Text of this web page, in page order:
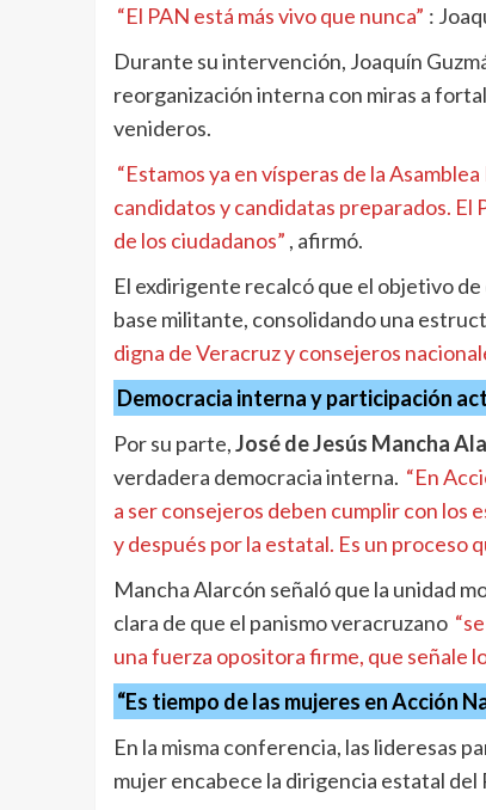
“El PAN está más vivo que nunca” :
Durante su intervención, Joaquín
reorganización interna con miras a
venideros.
“Estamos ya en vísperas de la
candidatos y candidatas preparados. El
de los ciudadanos” , afirmó.
El exdirigente recalcó que el objetivo
base militante, consolidando una
digna de Veracruz y consejeros
Democracia interna y participación
Por su parte,José de Jesús Mancha
verdadera democracia interna. “En
a ser consejeros deben cumplir con los
y después por la estatal. Es un proceso
Mancha Alarcón señaló que la unidad
clara de que el panismo veracruzano
una fuerza opositora firme, que señale
“Es tiempo de las mujeres en Acción
En la misma conferencia, las lideresas
mujer encabece la dirigencia estatal del